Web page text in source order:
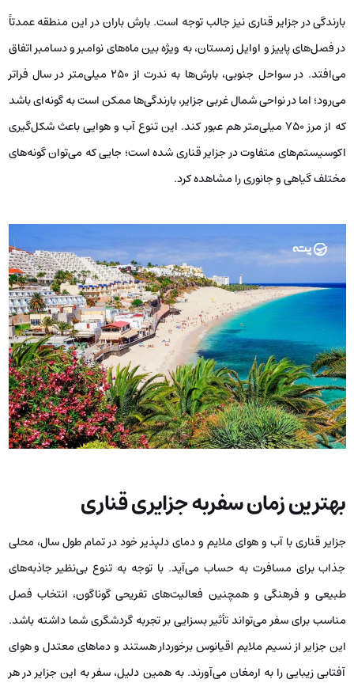
بارندگی در جزایر قناری نیز جالب توجه است. بارش باران در این منطقه عمدتاً
در فصل‌های پاییز و اوایل زمستان، به ویژه بین ماه‌های نوامبر و دسامبر اتفاق
می‌افتد. در سواحل جنوبی، بارش‌ها به ندرت از ۲۵۰ میلی‌متر در سال فراتر
می‌رود؛ اما در نواحی شمال غربی جزایر، بارندگی‌ها ممکن است به گونه‌ای باشد
که از مرز ۷۵۰ میلی‌متر هم عبور کند. این تنوع آب و هوایی باعث شکل‌گیری
اکوسیستم‌های متفاوت در جزایر قناری شده است؛ جایی که می‌توان گونه‌های
مختلف گیاهی و جانوری را مشاهده کرد.
بهترین زمان سفربه جزایری قناری
جزایر قناری با آب و هوای ملایم و دمای دلپذیر خود در تمام طول سال، محلی
جذاب برای مسافرت به حساب می‌آید. با توجه به تنوع بی‌نظیر جاذبه‌های
طبیعی و فرهنگی و همچنین فعالیت‌های تفریحی گوناگون، انتخاب فصل
مناسب برای سفر می‌تواند تأثیر بسزایی بر تجربه گردشگری شما داشته باشد.
این جزایر از نسیم ملایم اقیانوس برخوردار هستند و دماهای معتدل و هوای
آفتابی زیبایی را به ارمغان می‌آورند. به همین دلیل، سفر به این جزایر در هر